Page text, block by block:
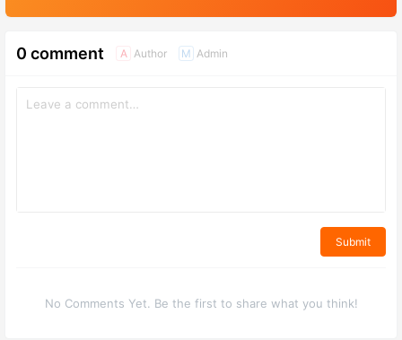
0 comment A Author M Admin
Submit
No Comments Yet. Be the first to share what you think!